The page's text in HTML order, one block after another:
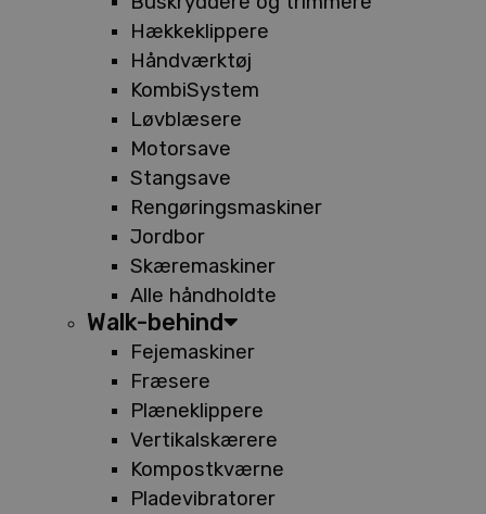
Hækkeklippere
Håndværktøj
KombiSystem
Løvblæsere
Motorsave
Stangsave
Rengøringsmaskiner
Jordbor
Skæremaskiner
Alle håndholdte
Walk-behind
Fejemaskiner
Fræsere
Plæneklippere
Vertikalskærere
Kompostkværne
Pladevibratorer